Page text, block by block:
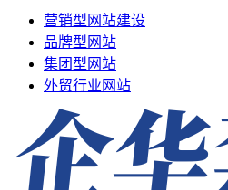
营销型网站建设
品牌型网站
集团型网站
外贸行业网站